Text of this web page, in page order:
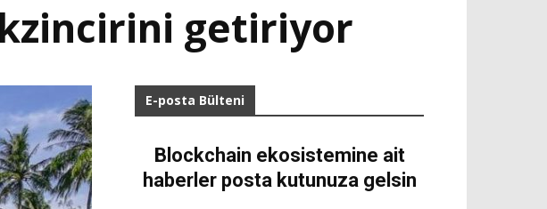
getiriyor
E-posta Bülteni
Blockchain ekosistemine ait
haberler posta kutunuza gelsin